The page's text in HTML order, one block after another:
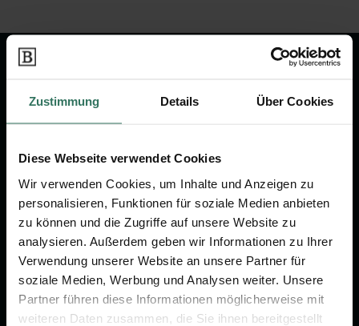
Zustimmung Details Über Cookies
Diese Webseite verwendet Cookies
Wir verwenden Cookies, um Inhalte und Anzeigen zu
personalisieren, Funktionen für soziale Medien anbieten
zu können und die Zugriffe auf unsere Website zu
analysieren. Außerdem geben wir Informationen zu Ihrer
Verwendung unserer Website an unsere Partner für
soziale Medien, Werbung und Analysen weiter. Unsere
Partner führen diese Informationen möglicherweise mit
weiteren Daten zusammen, die Sie ihnen bereitgestellt
Wir sind Ihr Ansprechpartner rund
um das Thema Bestattung &
Vorsorge.
FÜR SIE
Vergleich
Ratgeber
Verzeichnis
FÜR BESTATTER
Online-Portal
Kostenlos registrieren